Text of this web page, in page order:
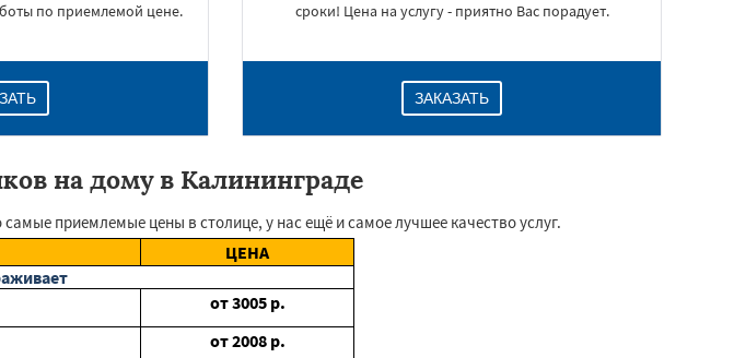
по приемлемой цене.
сроки! Цена на услугу - приятно Вас порадует.
ЗАКАЗАТЬ
на дому в Калининграде
приемлемые цены в столице, у нас ещё и самое лучшее качество услуг.
ЦЕНА
от3005 р.
от2008 р.